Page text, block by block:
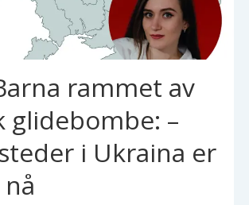
rammet av
glidebombe: –
i Ukraina er